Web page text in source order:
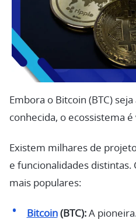
Embora o Bitcoin (BTC) seja
conhecida, o ecossistema
Existem milhares de
e funcionalidades distintas.
mais populares:
Bitcoin(BTC):A